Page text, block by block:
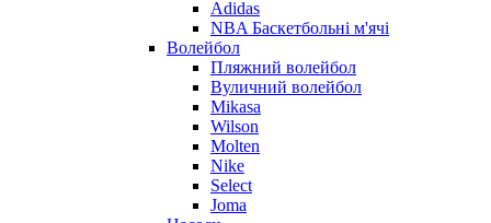
Adidas
NBA Баскетбольні м'ячі
Волейбол
Пляжний волейбол
Вуличний волейбол
Mikasa
Wilson
Molten
Nike
Select
Joma